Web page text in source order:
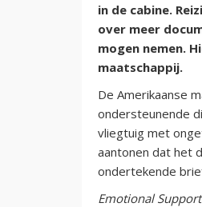
in de cabine.
over meer
mogen nemen.
maatschappij.
De Amerikaanse
ondersteunende
vliegtuig met
aantonen dat het
ondertekende
Emotional